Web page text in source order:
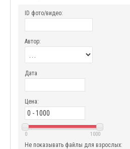
ID фото/видео:
Автор:
Дата
Цена:
0 1000
Не показывать файлы для взрослых: